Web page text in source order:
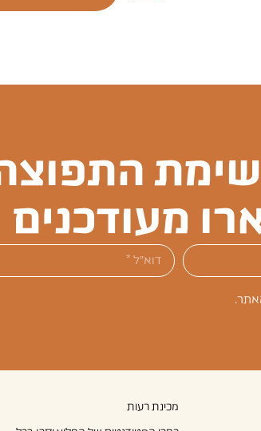
מעודכנים
מכינת רעות